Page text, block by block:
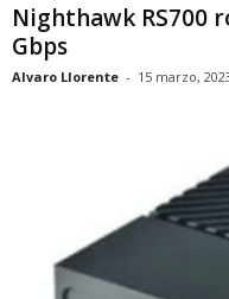
Nighthawk RS700
Gbps
Alvaro Llorente - 15 marzo,